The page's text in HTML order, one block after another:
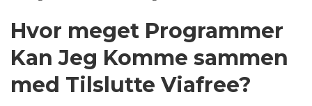
Hvor meget Programmer
Kan Jeg Komme sammen
med Tilslutte Viafree?